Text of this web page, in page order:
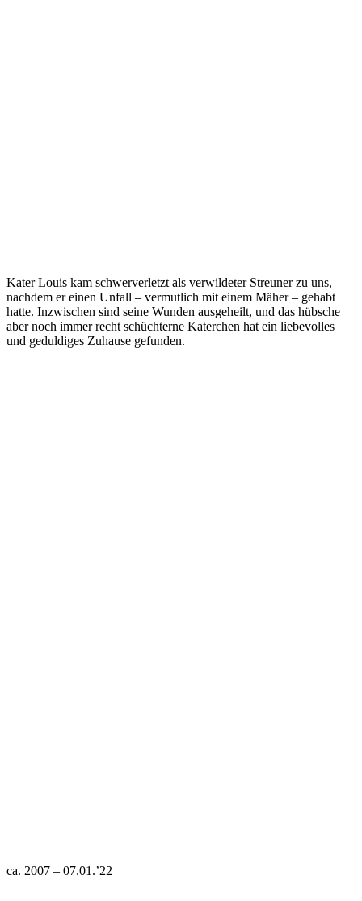
Kater Louis kam schwerverletzt als verwildeter Streuner zu uns,
nachdem er einen Unfall – vermutlich mit einem Mäher – gehabt
hatte. Inzwischen sind seine Wunden ausgeheilt, und das hübsche
aber noch immer recht schüchterne Katerchen hat ein liebevolles
und geduldiges Zuhause gefunden.
ca. 2007 – 07.01.’22